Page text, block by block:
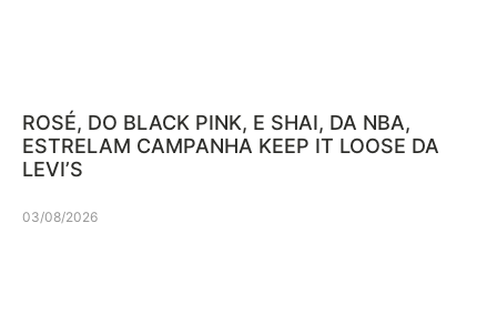
ROSÉ, DO BLACK PINK, E SHAI, DA NBA,
ESTRELAM CAMPANHA KEEP IT LOOSE DA
LEVI’S
03/08/2026